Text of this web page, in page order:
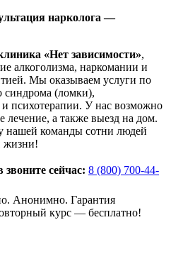
нарколога —
«Нет зависимости»,
алкоголизма, наркомании и
Мы оказываем услуги по
синдрома (ломки),
психотерапии. У нас возможно
лечение, а также выезд на дом.
нашей команды сотни людей
жизни!
сейчас: 8 (800) 700-44-
Анонимно. Гарантия
курс — бесплатно!